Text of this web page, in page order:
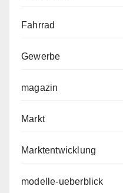
Fahrrad
Gewerbe
magazin
Markt
Marktentwicklung
modelle-ueberblick